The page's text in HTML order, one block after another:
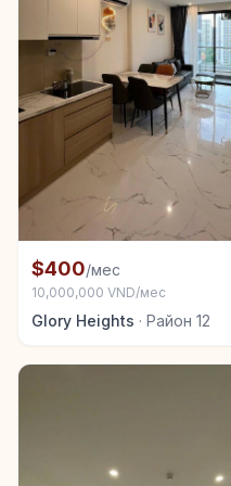
Квартира в аренду в
$400/мес
10,000,000 VND/мес
Glory Heights · Район 12